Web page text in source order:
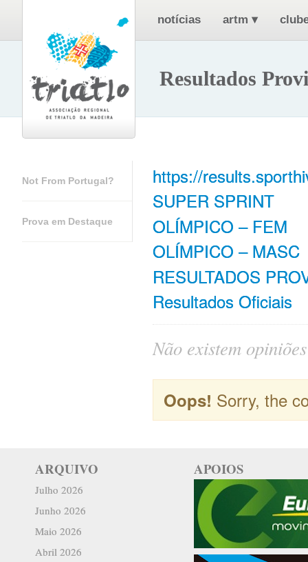
notícias artm ▾
Resultados
Not From Portugal?
Prova em Destaque
https://
SUPER SPRINT
OLÍMPICO – FEM
OLÍMPICO – MASC
RESULTADOS
Resultados Oficiais
Não existem
Oops! Sorry, the
ARQUIVO
Julho 2026
Junho 2026
Maio 2026
Abril 2026
APOIOS